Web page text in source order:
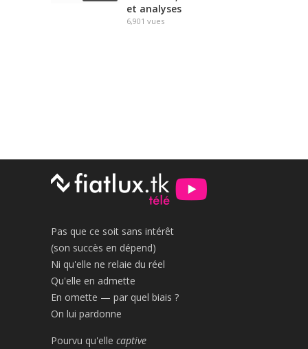
et analyses
6,901 vues
Pas que ce soit sans intérêt
(son succès en dépend)
Ni qu'elle ne relaie du réel
Qu'elle en admette
En omette — par quel biais ?
On lui pardonne
Pourvu qu'elle captive